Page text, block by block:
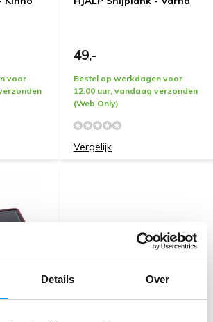
Details Over
voor
49,-
Bestel op werkdagen voor
12.00 uur, vandaag verzonden
(Web Only)
Vergelijk